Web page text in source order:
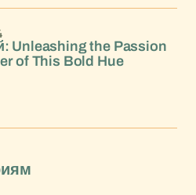
Unleashing the Passion
of This Bold Hue